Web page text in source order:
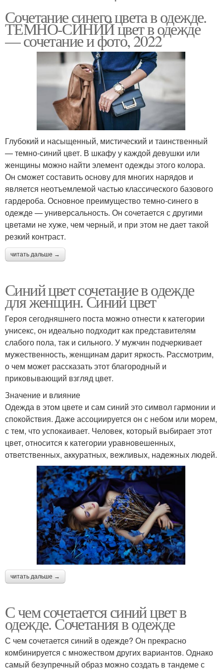
Сочетание синего цвета в одежде.
ТЕМНО-СИНИЙ цвет в одежде
— сочетание и фото, 2022
Глубокий и насыщенный, мистический и таинственный
— темно-синий цвет. В шкафу у каждой девушки или
женщины можно найти элемент одежды этого колора.
Он сможет составить основу для многих нарядов и
является неотъемлемой частью классического базового
гардероба. Основное преимущество темно-синего в
одежде — универсальность. Он сочетается с другими
цветами не хуже, чем черный, и при этом не дает такой
резкий контраст.
читать дальше →
Синий цвет сочетание в одежде
для женщин. Синий цвет
Героя сегодняшнего поста можно отнести к категории
унисекс, он идеально подходит как представителям
слабого пола, так и сильного. У мужчин подчеркивает
мужественность, женщинам дарит яркость. Рассмотрим,
о чем может рассказать этот благородный и
приковывающий взгляд цвет.
Значение и влияние
Одежда в этом цвете и сам синий это символ гармонии и
спокойствия. Даже ассоциируется он с небом или морем,
с тем, что успокаивает. Человек, который выбирает этот
цвет, относится к категории уравновешенных,
ответственных, аккуратных, вежливых, надежных людей.
читать дальше →
С чем сочетается синий цвет в
одежде. Сочетания в одежде
С чем сочетается синий в одежде? Он прекрасно
комбинируется с множеством других вариантов. Однако
самый безупречный образ можно создать в тандеме с